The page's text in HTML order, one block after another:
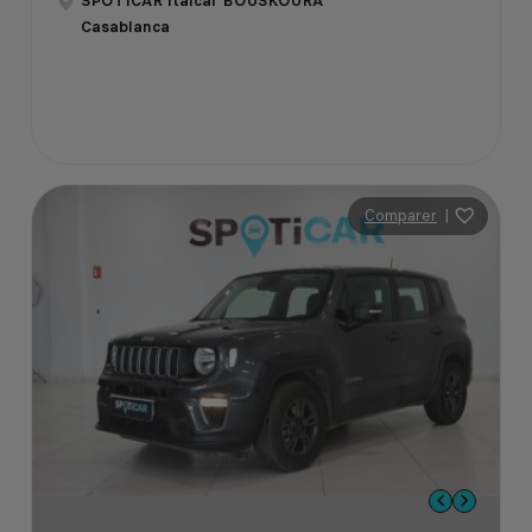
Casablanca
Comparer |